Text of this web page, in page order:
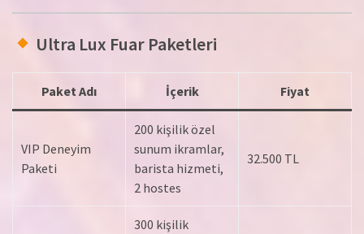
Ultra Lux Fuar Paketleri
Paket Adı İçerik Fiyat
VIP Deneyim
Paketi
200 kişilik özel
sunum ikramlar,
barista hizmeti,
2 hostes
32.500 TL
300 kişilik